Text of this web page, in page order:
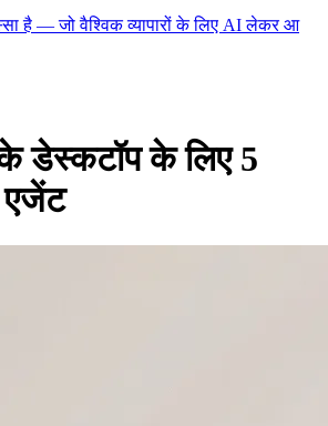
है — जो वैश्विक व्यापारों के लिए AI लेकर आ
डेस्कटॉप के लिए 5
एजेंट